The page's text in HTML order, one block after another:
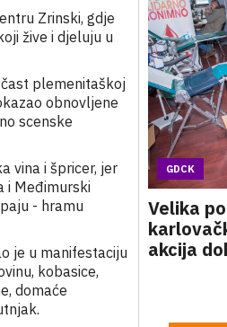
Zrinski, gdje
žive i djeluju u
plemenitaškoj
obnovljene
scenske
vina i špricer, jer
i Međimurski
- hramu
je u manifestaciju
kobasice,
domaće
GDCK
Velika
akcija